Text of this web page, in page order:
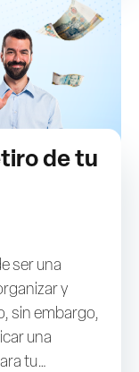
de tu
ser una
y
sin embargo,
una
tu